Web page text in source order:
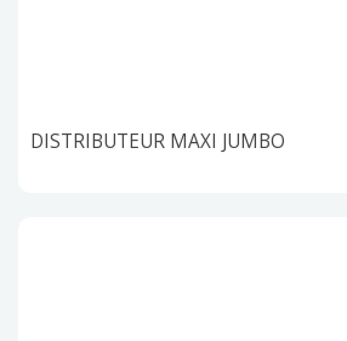
DISTRIBUTEUR MAXI JUMBO